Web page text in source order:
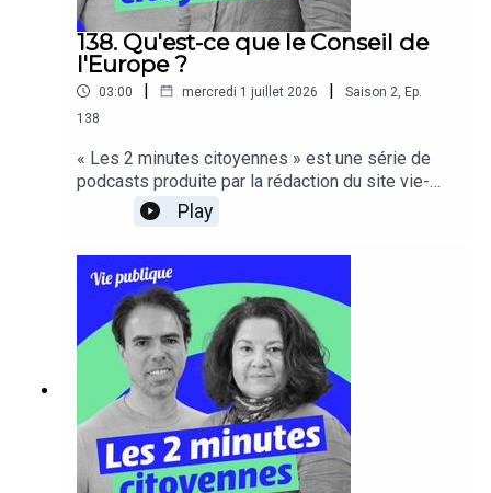
138. Qu'est-ce que le Conseil de
l'Europe ?
03:00 | mercredi 1 juillet 2026 | Saison 2, Ep.
138
« Les 2 minutes citoyennes » est une série de
podcasts produite par la rédaction du site vie-
publique, ces capsules audios pédagogiques
s’adressent à tous les citoyens.
Play